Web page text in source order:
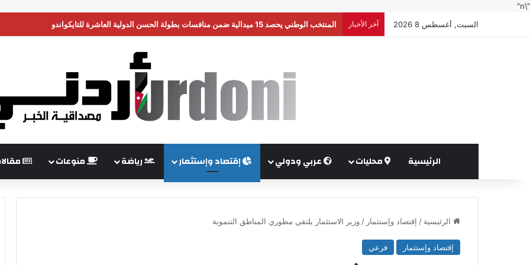
"\n"
السبت, أغسطس 8 2026
آخر الأخبار إعلام إسرائيلي: واشنطن تضغط على إسرائيل لبدء هدنة في غزة
الرئيسية محليات عربي ودولي إقتصاد وإستثمار رياضة منوعات
الرئيسية / إقتصاد وإستثمار / وزير الاستثمار يلتقي مطوري المناطق التنموية
إقتصاد وإستثمار فرعي